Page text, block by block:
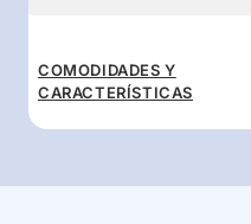
COMODIDADES Y
CARACTERÍSTICAS